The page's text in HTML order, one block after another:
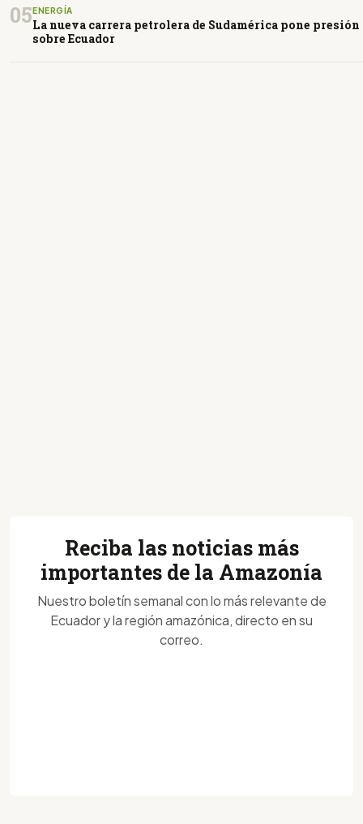
05 ENERGÍA
La nueva carrera petrolera de Sudamérica pone presión
sobre Ecuador
Reciba las noticias más
importantes de la Amazonía
Nuestro boletín semanal con lo más relevante de
Ecuador y la región amazónica, directo en su
correo.